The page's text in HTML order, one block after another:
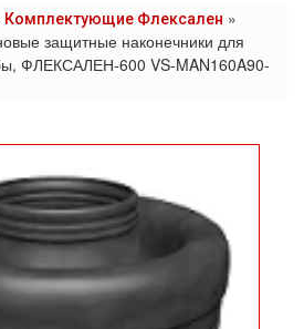
Комплектующие Флексален »
защитные наконечники для
ФЛЕКСАЛЕН-600 VS-MAN160A90-